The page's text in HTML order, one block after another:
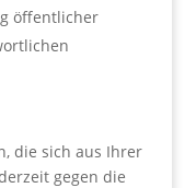
öffentlicher
die sich aus Ihrer
gegen die